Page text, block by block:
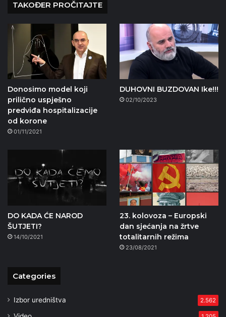
TAKOĐER PROČITAJTE
Donosimo model koji
prilično uspješno
predviđa hospitalizacije
od korone
01/11/2021
DUHOVNI BUZDOVAN Ike!!!
02/10/2023
DO KADA ĆE NAROD
ŠUTJETI?
14/10/2021
23. kolovoza – Europski
dan sjećanja na žrtve
totalitarnih režima
23/08/2021
Categories
Izbor uredništva 2.562